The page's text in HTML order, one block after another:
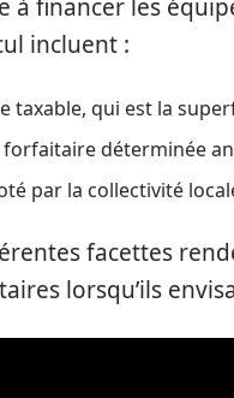
à financer les
incluent :
taxable, qui est la
forfaitaire déterminée
par la collectivité
facettes
lorsqu’ils